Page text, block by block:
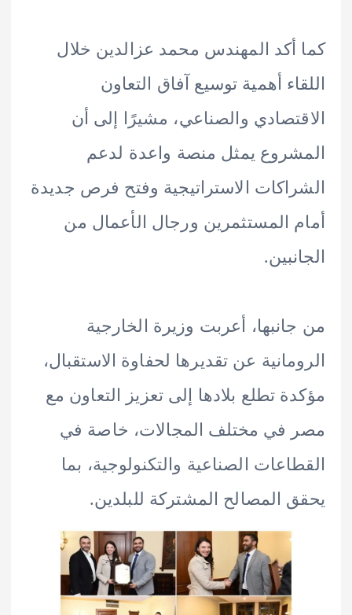
أكد المهندس محمد عزالدين خلال
أهمية توسيع آفاق التعاون
والصناعي، مشيرًا إلى أن
يمثل منصة واعدة لدعم
الاستراتيجية وفتح فرص جديدة
المستثمرين ورجال الأعمال من
أعربت وزيرة الخارجية
عن تقديرها لحفاوة الاستقبال،
تطلع بلادها إلى تعزيز التعاون مع
في مختلف المجالات، خاصة في
الصناعية والتكنولوجية، بما
المصالح المشتركة للبلدين.